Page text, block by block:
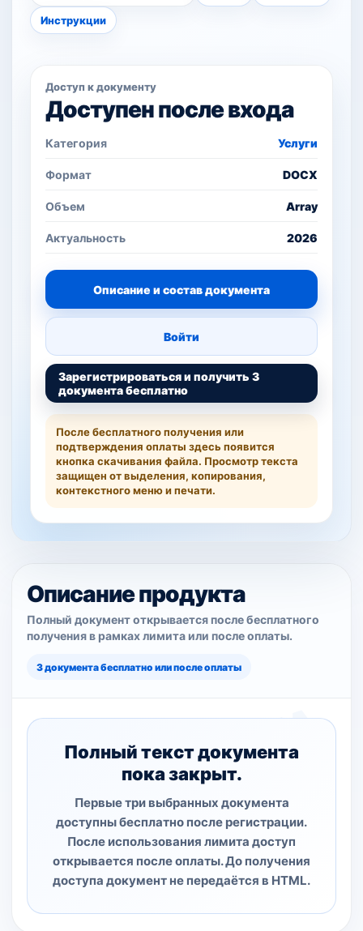
Инструкции
Доступ к документу
Доступен после входа
Категория Услуги
Формат DOCX
Объем Array
Актуальность 2026
Описание и состав документа
Войти
Зарегистрироваться и получить 3
документа бесплатно
После бесплатного получения или
подтверждения оплаты здесь появится
кнопка скачивания файла. Просмотр текста
защищен от выделения, копирования,
контекстного меню и печати.
Описание продукта
Полный документ открывается после бесплатного
получения в рамках лимита или после оплаты.
3 документа бесплатно или после оплаты
Полный текст документа
пока закрыт.
Первые три выбранных документа
доступны бесплатно после регистрации.
После использования лимита доступ
открывается после оплаты. До получения
доступа документ не передаётся в HTML.